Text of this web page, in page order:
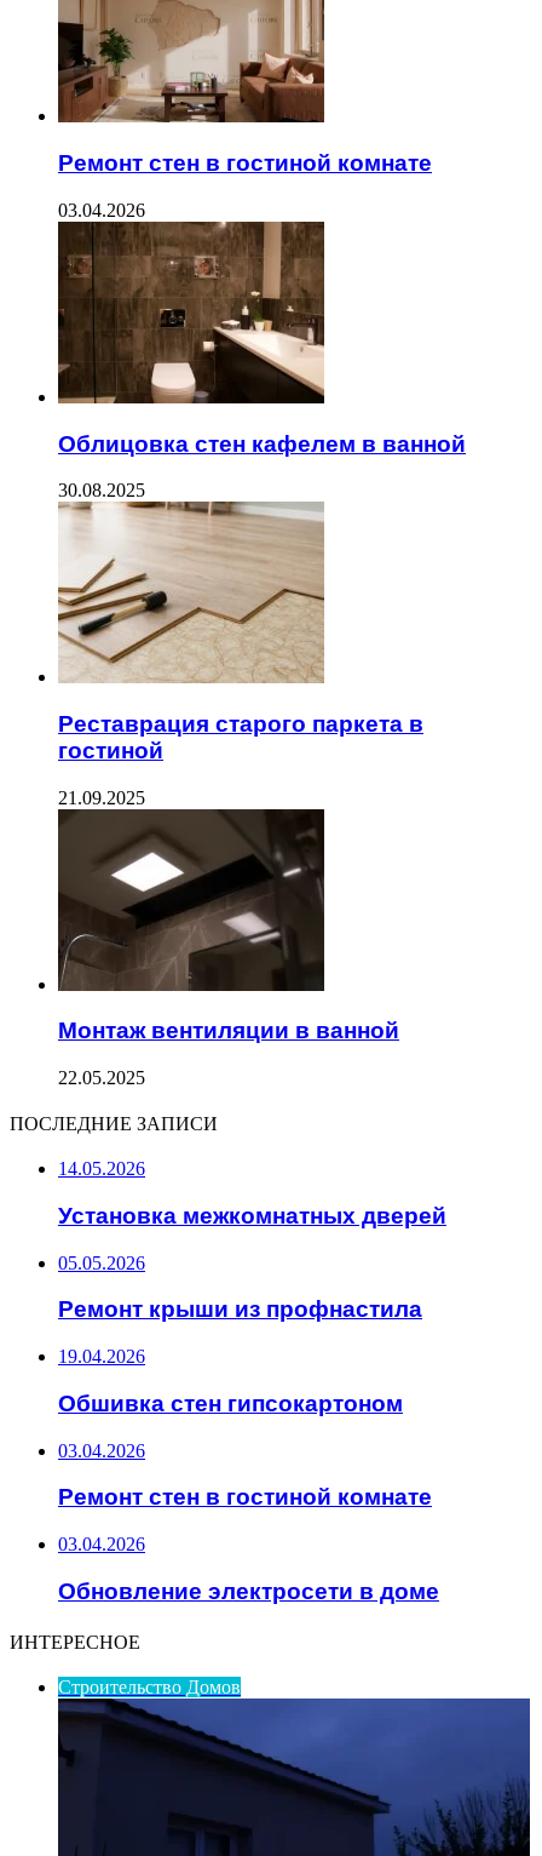
Ремонт стен в гостиной комнате
03.04.2026
Облицовка стен кафелем в ванной
30.08.2025
Реставрация старого паркета в
гостиной
21.09.2025
Монтаж вентиляции в ванной
22.05.2025
ПОСЛЕДНИЕ ЗАПИСИ
14.05.2026
Установка межкомнатных дверей
05.05.2026
Ремонт крыши из профнастила
19.04.2026
Обшивка стен гипсокартоном
03.04.2026
Ремонт стен в гостиной комнате
03.04.2026
Обновление электросети в доме
ИНТЕРЕСНОЕ
Строительство Домов